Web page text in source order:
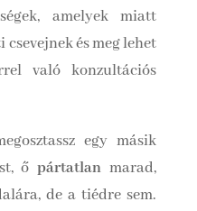
amelyek miatt
és meg lehet
való konzultációs
egy másik
őpártatlan marad,
de a tiédre sem.